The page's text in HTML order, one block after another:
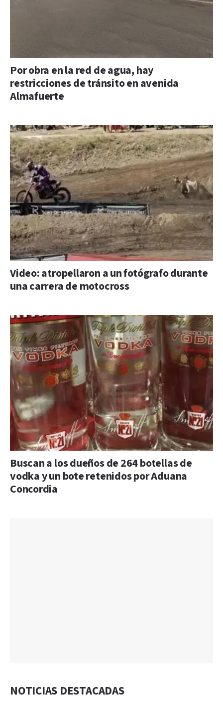
Por obra en la red de agua, hay
restricciones de tránsito en avenida
Almafuerte
Video: atropellaron a un fotógrafo durante
una carrera de motocross
Buscan a los dueños de 264 botellas de
vodka y un bote retenidos por Aduana
Concordia
NOTICIAS DESTACADAS